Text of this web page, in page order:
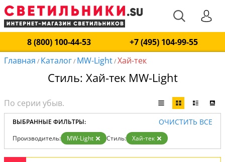
8 (800) 100-44-53
+7 (495) 104-99-55
Главная / Каталог/ MW-Light/Хай-тек
Стиль: Хай-тек MW-Light
ВЫБРАННЫЕ ФИЛЬТРЫ: ОЧИСТИТЬ ВСЕ
Производитель: MW-Light Стиль: Хай-тек